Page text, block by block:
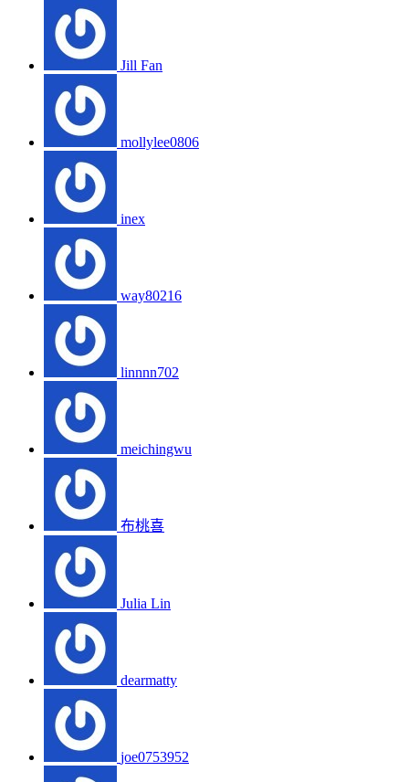
Jill Fan
mollylee0806
inex
way80216
linnnn702
meichingwu
布桃喜
Julia Lin
dearmatty
joe0753952